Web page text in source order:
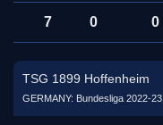
7 0 0
TSG 1899 Hoffenheim
GERMANY: Bundesliga 2022-23